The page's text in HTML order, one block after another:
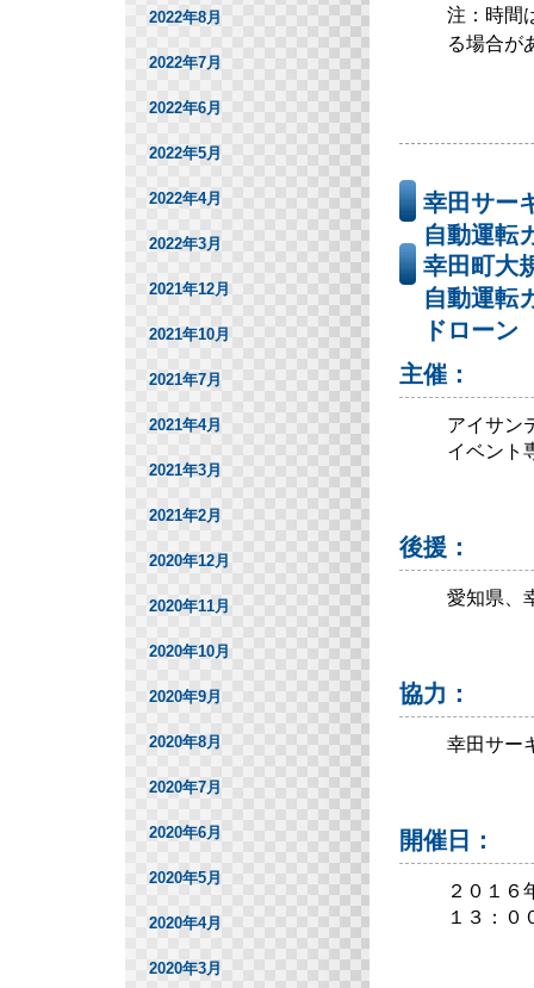
注：時間
る場合が
幸田サー
自動運転
幸田町大
自動運転
ドロー
主催：
アイサ
イベン
後援：
愛知県、
協力：
幸田サー
開催日：
２０１６
１３：０
2022年8月
2022年7月
2022年6月
2022年5月
2022年4月
2022年3月
2021年12月
2021年10月
2021年7月
2021年4月
2021年3月
2021年2月
2020年12月
2020年11月
2020年10月
2020年9月
2020年8月
2020年7月
2020年6月
2020年5月
2020年4月
2020年3月